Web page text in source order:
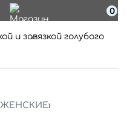
0
ЖЕНСКИЕ›